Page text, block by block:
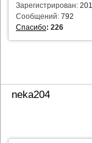
Зарегистрирован:
Сообщений: 792
Спасибо: 226
neka204